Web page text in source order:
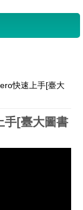
快速上手[臺大
手[臺大圖書